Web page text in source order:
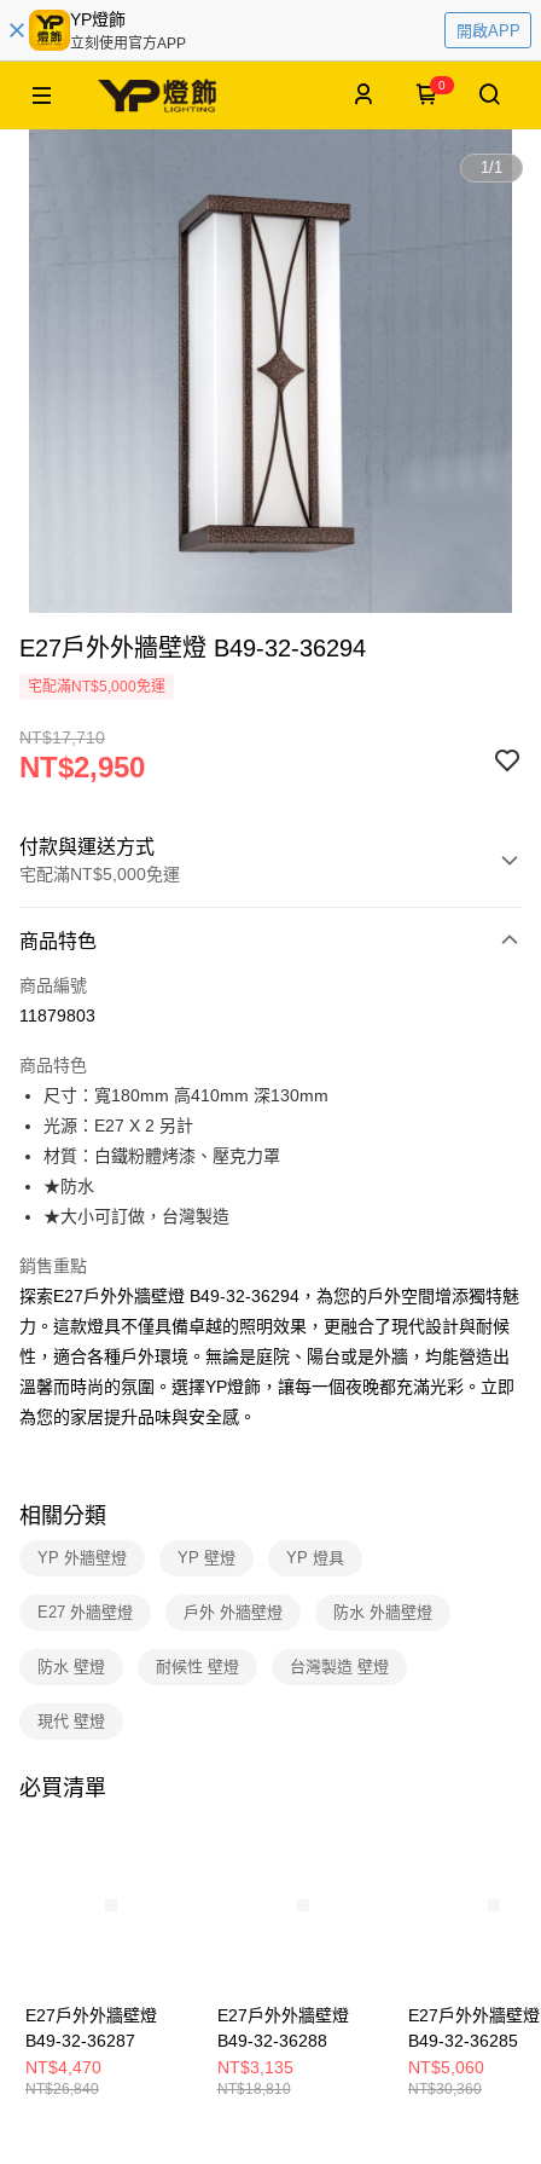
YP燈飾
立刻使用官方APP
開啟APP
0
1/1
E27戶外外牆壁燈 B49-32-36294
宅配滿NT$5,000免運
NT$17,710
NT$2,950
付款與運送方式
宅配滿NT$5,000免運
信用卡一次付款
LINE Pay
街口支付
悠遊付
Google Pay
全盈+PAY
AFTEE先享後付
相關說明
【關於「AFTEE先享後付」】
AFTEE先享後付是「在收到商品之後才付款」的支付方式。 讓您購物簡單
便利好安心！
１．簡單：不需註冊會員、不需綁卡、不需儲值。
２．便利：只要手機號碼，簡訊認證，即可結帳。
結帳頁面，進行簡訊認證並確認金額後，即可完成結帳。
３．收到繳費通知簡訊後14天內，點擊此簡訊中的連結，可透過四大超商／
※ 請注意：結帳手續完成當下不需立刻繳費，但若您需要取消訂單，請聯絡
※ 交易是否成功請以「AFTEE先享後付 」之結帳頁面顯示為準，若有關於
客戶支援中心」
１．透過由恩沛科技股份有限公司提供之「AFTEE先享後付」服務完成之交
５．嚴禁一人註冊多個帳號或使用他人資訊註冊。若發現惡意使用之情形，
恩沛科技股份有限公司將有權停止該用戶之使用額度並採取法律行動。
商品特色
商品編號
11879803
商品特色
尺寸：寬180mm 高410mm 深130mm
光源：E27 X 2 另計
材質：白鐵粉體烤漆、壓克力罩
★防水
★大小可訂做，台灣製造
銷售重點
探索E27戶外外牆壁燈 B49-32-36294，為您的戶外空間增添獨特魅
力。這款燈具不僅具備卓越的照明效果，更融合了現代設計與耐候
性，適合各種戶外環境。無論是庭院、陽台或是外牆，均能營造出
溫馨而時尚的氛圍。選擇YP燈飾，讓每一個夜晚都充滿光彩。立即
為您的家居提升品味與安全感。
相關分類
YP 外牆壁燈 YP 壁燈 YP 燈具
E27 外牆壁燈 戶外 外牆壁燈 防水 外牆壁燈
防水 壁燈 耐候性 壁燈 台灣製造 壁燈
現代 壁燈
必買清單
E27戶外外牆壁燈
B49-32-36287
NT$4,470
NT$26,840
E27戶外外牆壁燈
B49-32-36288
NT$3,135
NT$18,810
E27戶外外牆壁燈
B49-32-36285
NT$5,060
NT$30,360